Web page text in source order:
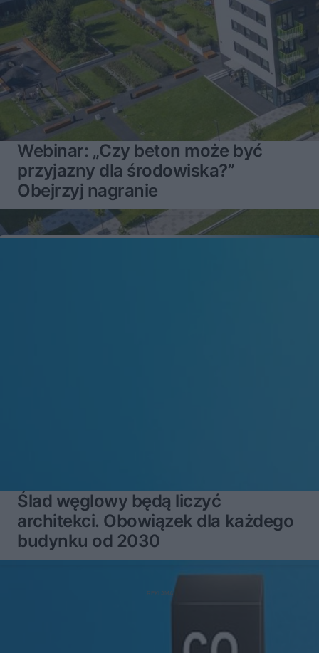
Webinar: „Czy beton może być
przyjazny dla środowiska?”
Obejrzyj nagranie
Ślad węglowy będą liczyć
architekci. Obowiązek dla każdego
budynku od 2030